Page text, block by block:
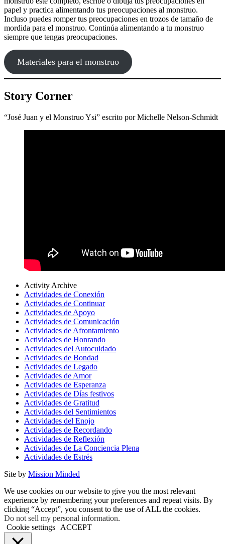
papel y practica alimentando tus preocupaciones al monstruo.
Incluso puedes romper tus preocupaciones en trozos de tamaño de
mordida para el monstruo. Continúa alimentando a tu monstruo
siempre que tengas preocupaciones.
Materiales para el monstruo
Story Corner
“José Juan y el Monstruo Ysi” escrito por Michelle Nelson-Schmidt
Activity Archive
Actividades de Conexión
Actividades de Continuar
Actividades de Apoyo
Actividades de Comunicación
Actividades de Afrontamiento
Actividades de Honrando
Actividades del Autocuidado
Actividades de Bondad
Actividades de Legado
Actividades de Amor
Actividades de Esperanza
Actividades de Días festivos
Actividades de Gratitud
Actividades del Sentimientos
Actividades del Enojo
Actividades de Recordando
Actividades de Reflexión
Actividades de La Conciencia Plena
Actividades de Estrés
Site by Mission Minded
We use cookies on our website to give you the most relevant
experience by remembering your preferences and repeat visits. By
clicking “Accept”, you consent to the use of ALL the cookies.
Do not sell my personal information.
Cookie settings
ACCEPT